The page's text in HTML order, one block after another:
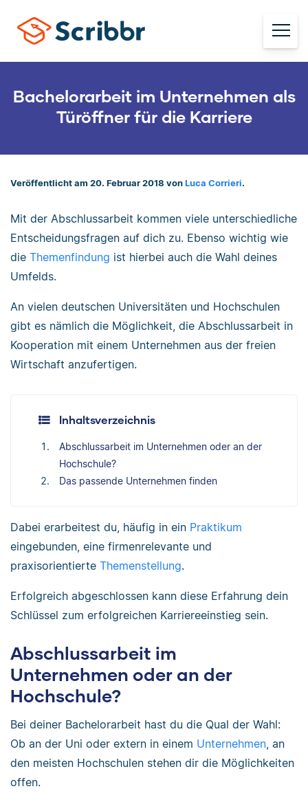
Bachelorarbeit im Unternehmen als
Türöffner für die Karriere
Veröffentlicht am 20. Februar 2018 von Luca Corrieri.
Mit der Abschlussarbeit kommen viele unterschiedliche
Entscheidungsfragen auf dich zu. Ebenso wichtig wie
die Themenfindung ist hierbei auch die Wahl deines
Umfelds.
An vielen deutschen Universitäten und Hochschulen
gibt es nämlich die Möglichkeit, die Abschlussarbeit in
Kooperation mit einem Unternehmen aus der freien
Wirtschaft anzufertigen.
Inhaltsverzeichnis
Abschlussarbeit im Unternehmen oder an der
Hochschule?
Das passende Unternehmen finden
Dabei erarbeitest du, häufig in ein Praktikum
eingebunden, eine firmenrelevante und
praxisorientierte Themenstellung.
Erfolgreich abgeschlossen kann diese Erfahrung dein
Schlüssel zum erfolgreichen Karriereeinstieg sein.
Abschlussarbeit im
Unternehmen oder an der
Hochschule?
Bei deiner Bachelorarbeit hast du die Qual der Wahl:
Ob an der Uni oder extern in einem Unternehmen, an
den meisten Hochschulen stehen dir die Möglichkeiten
offen.